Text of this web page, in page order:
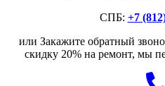
СПБ: +7
или Закажите обратный
скидку 20% на ремонт, мы